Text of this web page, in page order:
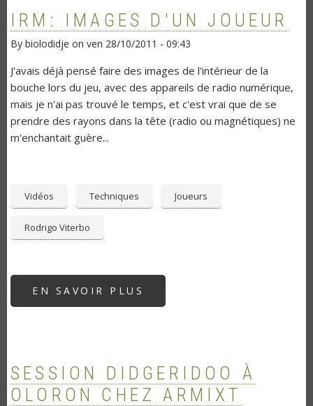
IRM: IMAGES D'UN JOUEUR
By biolodidje on ven 28/10/2011 - 09:43
J'avais déjà pensé faire des images de l'intérieur de la
bouche lors du jeu, avec des appareils de radio numérique,
mais je n'ai pas trouvé le temps, et c'est vrai que de se
prendre des rayons dans la tête (radio ou magnétiques) ne
m'enchantait guère...
Vidéos Techniques Joueurs
Rodrigo Viterbo
EN SAVOIR PLUS
IMAGES
SESSION DIDGERIDOO À
OLORON CHEZ ARMIXT